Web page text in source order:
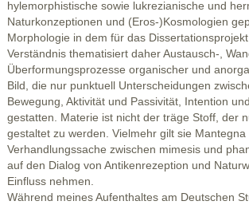
hylemorphistische sowie lukrezianische und
Naturkonzeptionen und (Eros-)Kosmologien
Morphologie in dem für das
Verständnis thematisiert daher Austausch-,
Überformungsprozesse organischer und
Bild, die nur punktuell Unterscheidungen
Bewegung, Aktivität und Passivität, Intention
gestatten. Materie ist nicht der träge Stoff, der
gestaltet zu werden. Vielmehr gilt sie Mantegna
Verhandlungssache zwischen mimesis und
auf den Dialog von Antikenrezeption und
Einfluss nehmen.
Während meines Aufenthaltes am Deutschen